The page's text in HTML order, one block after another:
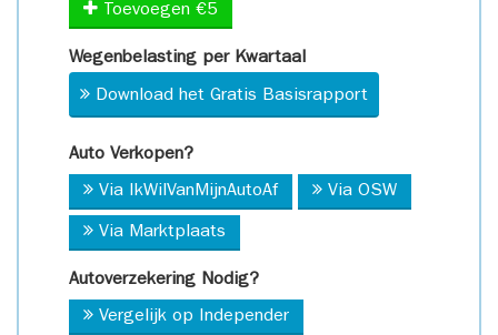
Toevoegen €5
Wegenbelasting per Kwartaal
Download het Gratis Basisrapport
Auto Verkopen?
Via IkWilVanMijnAutoAf Via OSW
Via Marktplaats
Autoverzekering Nodig?
Vergelijk op Independer